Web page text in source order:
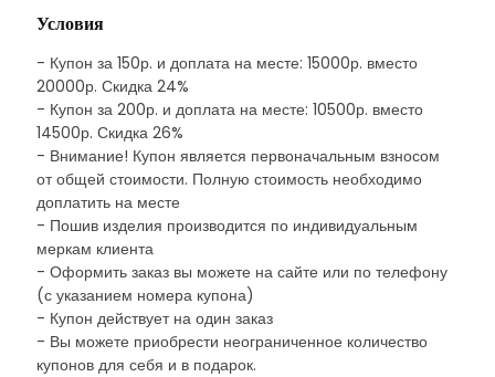
Условия
- Купон за 150р. и доплата на месте: 15000р. вместо
20000р. Скидка 24%
- Купон за 200р. и доплата на месте: 10500р. вместо
14500р. Скидка 26%
- Внимание! Купон является первоначальным взносом
от общей стоимости. Полную стоимость необходимо
доплатить на месте
- Пошив изделия производится по индивидуальным
меркам клиента
- Оформить заказ вы можете на сайте или по телефону
(с указанием номера купона)
- Купон действует на один заказ
- Вы можете приобрести неограниченное количество
купонов для себя и в подарок.